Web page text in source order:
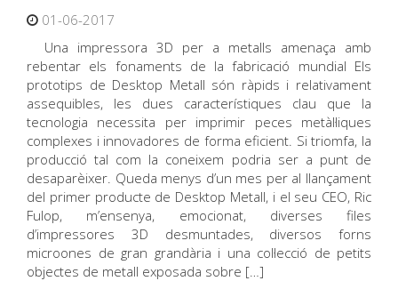
01-06-2017
Una impressora 3D per a metalls amenaça amb
rebentar els fonaments de la fabricació mundial Els
prototips de Desktop Metall són ràpids i relativament
assequibles, les dues característiques clau que la
tecnologia necessita per imprimir peces metàl·liques
complexes i innovadores de forma eficient. Si triomfa, la
producció tal com la coneixem podria ser a punt de
desaparèixer. Queda menys d’un mes per al llançament
del primer producte de Desktop Metall, i el seu CEO, Ric
Fulop, m’ensenya, emocionat, diverses files
d’impressores 3D desmuntades, diversos forns
microones de gran grandària i una col·lecció de petits
objectes de metall exposada sobre […]